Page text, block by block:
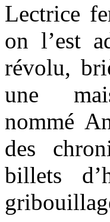
Lectrice
on l’est
révolu,
une
nommé
des
billets